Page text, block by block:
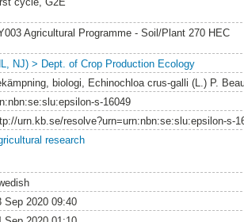
Agricultural Programme - Soil/Plant 270 HEC
NJ) > Dept. of Crop Production Ecology
biologi, Echinochloa crus-galli (L.) P.
s-16049
urn.kb.se/resolve?urn=urn:nbn:se:slu:epsilon-s-
research
Sep 2020 09:40